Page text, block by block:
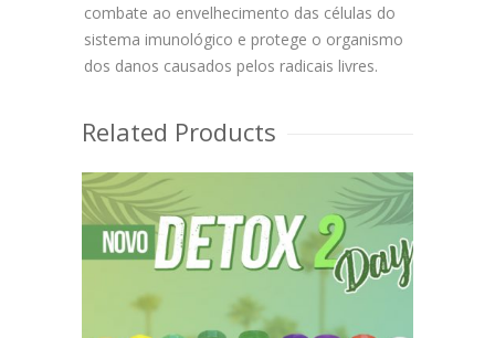
combate ao envelhecimento das células do
sistema imunológico e protege o organismo
dos danos causados pelos radicais livres.
Related Products